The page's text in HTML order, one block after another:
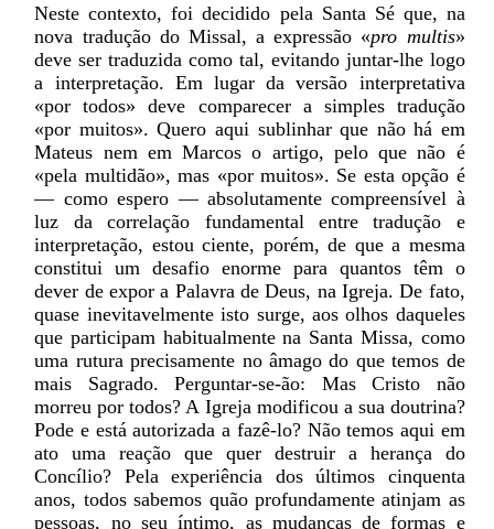
Neste contexto, foi decidido pela Santa Sé que, na
nova tradução do Missal, a expressão «pro multis»
deve ser traduzida como tal, evitando juntar-lhe logo
a interpretação. Em lugar da versão interpretativa
«por todos» deve comparecer a simples tradução
«por muitos». Quero aqui sublinhar que não há em
Mateus nem em Marcos o artigo, pelo que não é
«pela multidão», mas «por muitos». Se esta opção é
— como espero — absolutamente compreensível à
luz da correlação fundamental entre tradução e
interpretação, estou ciente, porém, de que a mesma
constitui um desafio enorme para quantos têm o
dever de expor a Palavra de Deus, na Igreja. De fato,
quase inevitavelmente isto surge, aos olhos daqueles
que participam habitualmente na Santa Missa, como
uma rutura precisamente no âmago do que temos de
mais Sagrado. Perguntar-se-ão: Mas Cristo não
morreu por todos? A Igreja modificou a sua doutrina?
Pode e está autorizada a fazê-lo? Não temos aqui em
ato uma reação que quer destruir a herança do
Concílio? Pela experiência dos últimos cinquenta
anos, todos sabemos quão profundamente atinjam as
pessoas, no seu íntimo, as mudanças de formas e